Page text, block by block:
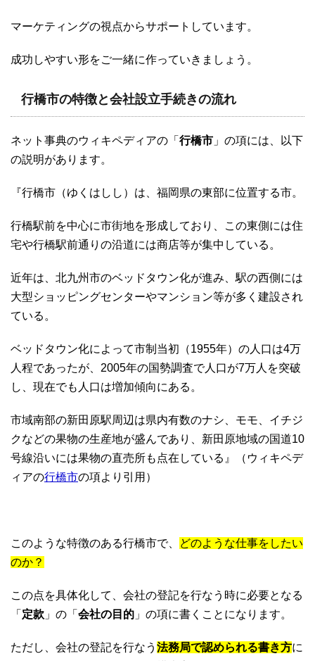
マーケティングの視点からサポートしています。
成功しやすい形をご一緒に作っていきましょう。
行橋市の特徴と会社設立手続きの流れ
ネット事典のウィキペディアの「 行橋市 」の項には、以下
の説明があります。
『行橋市（ゆくはしし）は、福岡県の東部に位置する市。
行橋駅前を中心に市街地を形成しており、この東側には住
宅や行橋駅前通りの沿道には商店等が集中している。
近年は、北九州市のベッドタウン化が進み、駅の西側には
大型ショッピングセンターやマンション等が多く建設され
ている。
ベッドタウン化によって市制当初（1955年）の人口は4万
人程であったが、2005年の国勢調査で人口が7万人を突破
し、現在でも人口は増加傾向にある。
市域南部の新田原駅周辺は県内有数のナシ、モモ、イチジ
クなどの果物の生産地が盛んであり、新田原地域の国道10
号線沿いには果物の直売所も点在している』（ウィキペデ
ィアの行橋市の項より引用）
このような特徴のある行橋市で、
どのような仕事をしたい
のか？
この点を具体化して、会社の登記を行なう時に必要となる
「 定款 」の「 会社の目的 」の項に書くことになります。
ただし、会社の登記を行なう 法務局で認められる書き方に